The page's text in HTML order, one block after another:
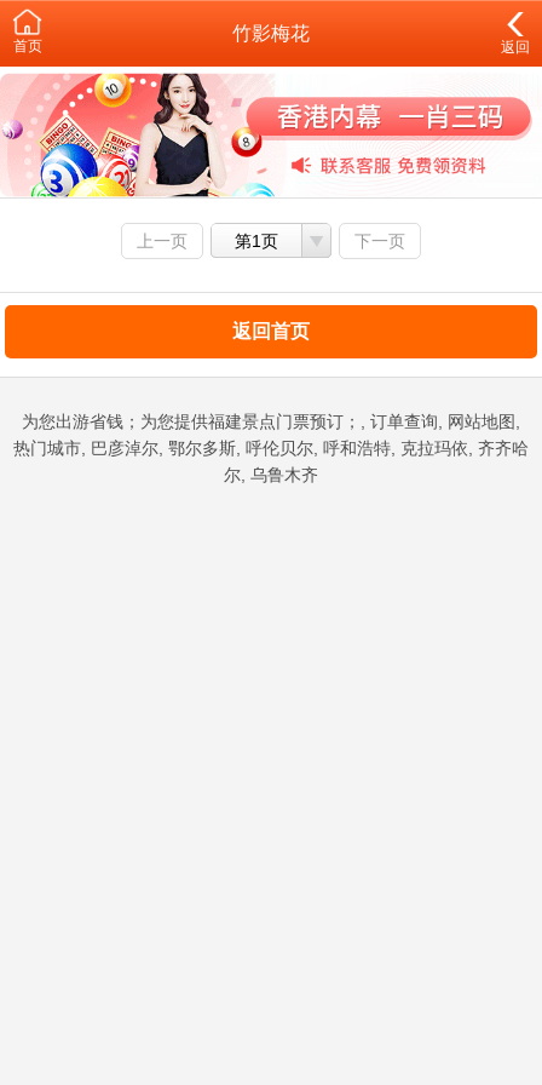
首页
竹影梅花
返回
上一页 第1页 下一页
返回首页
为您出游省钱；为您提供福建景点门票预订；, 订单查询, 网站地图,
热门城市, 巴彦淖尔, 鄂尔多斯, 呼伦贝尔, 呼和浩特, 克拉玛依, 齐齐哈
尔, 乌鲁木齐